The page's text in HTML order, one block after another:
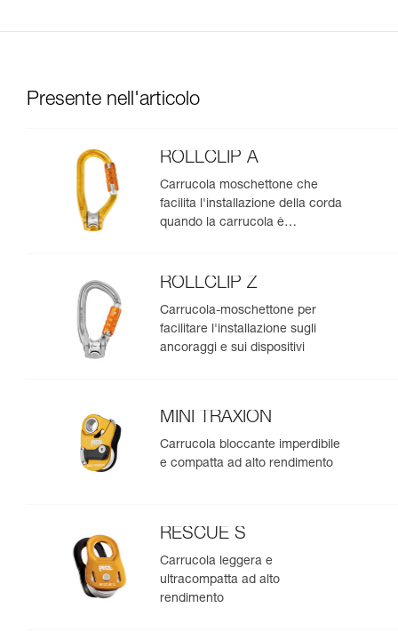
Presente nell'articolo
ROLLCLIP A
Carrucola moschettone che
facilita l'installazione della corda
quando la carrucola è
ROLLCLIP Z
Carrucola-moschettone per
facilitare l'installazione sugli
ancoraggi e sui dispositivi
MINI TRAXION
Carrucola bloccante imperdibile
e compatta ad alto rendimento
RESCUE S
Carrucola leggera e
ultracompatta ad alto
rendimento